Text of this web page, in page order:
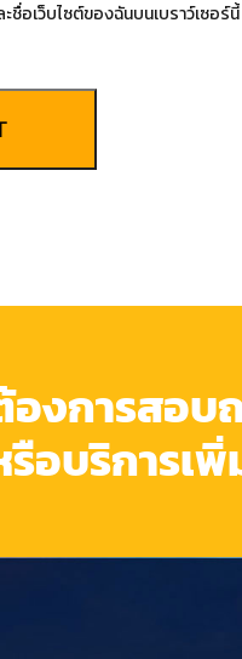
ชื่อเว็บไซต์ของฉันบนเบราว์เซอ
องการสอบ
อบริการเ